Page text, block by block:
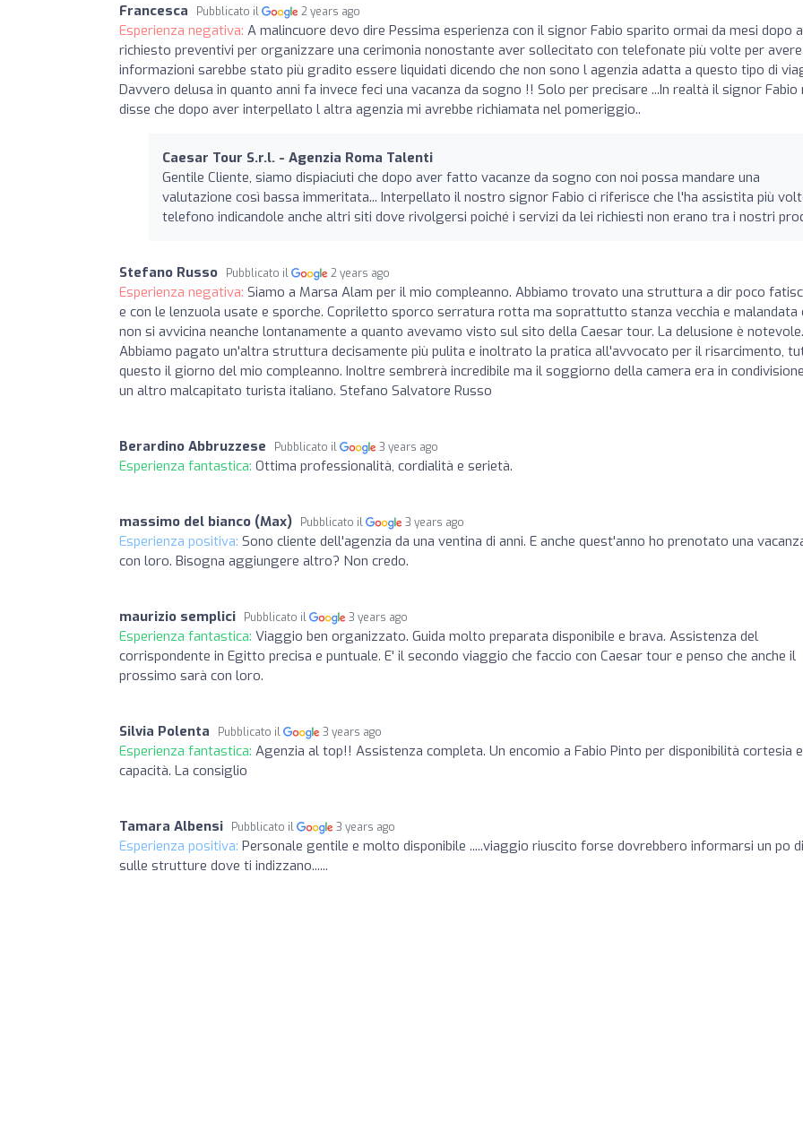
Francesca Pubblicato il 2 years ago
Esperienza negativa: A malincuore devo dire Pessima esperienza con il signor Fabio sparito ormai da mesi dopo
richiesto preventivi per organizzare una cerimonia nonostante aver sollecitato con telefonate più volte per avere
informazioni sarebbe stato più gradito essere liquidati dicendo che non sono l agenzia adatta a questo tipo di
Davvero delusa in quanto anni fa invece feci una vacanza da sogno !! Solo per precisare ...In realtà il signor Fabio
disse che dopo aver interpellato l altra agenzia mi avrebbe richiamata nel pomeriggio..
Caesar Tour S.r.l. - Agenzia Roma Talenti
Gentile Cliente, siamo dispiaciuti che dopo aver fatto vacanze da sogno con noi possa mandare una
valutazione così bassa immeritata... Interpellato il nostro signor Fabio ci riferisce che l'ha assistita più
telefono indicandole anche altri siti dove rivolgersi poiché i servizi da lei richiesti non erano tra i nostri
Stefano Russo Pubblicato il 2 years ago
Esperienza negativa: Siamo a Marsa Alam per il mio compleanno. Abbiamo trovato una struttura a dir poco
e con le lenzuola usate e sporche. Copriletto sporco serratura rotta ma soprattutto stanza vecchia e malandata
non si avvicina neanche lontanamente a quanto avevamo visto sul sito della Caesar tour. La delusione è notevole.
Abbiamo pagato un'altra struttura decisamente più pulita e inoltrato la pratica all'avvocato per il risarcimento,
questo il giorno del mio compleanno. Inoltre sembrerà incredibile ma il soggiorno della camera era in
un altro malcapitato turista italiano. Stefano Salvatore Russo
Berardino Abbruzzese Pubblicato il 3 years ago
Esperienza fantastica: Ottima professionalità, cordialità e serietà.
massimo del bianco (Max) Pubblicato il 3 years ago
Esperienza positiva: Sono cliente dell'agenzia da una ventina di anni. E anche quest'anno ho prenotato una
con loro. Bisogna aggiungere altro? Non credo.
maurizio semplici Pubblicato il 3 years ago
Esperienza fantastica: Viaggio ben organizzato. Guida molto preparata disponibile e brava. Assistenza del
corrispondente in Egitto precisa e puntuale. E' il secondo viaggio che faccio con Caesar tour e penso che anche il
prossimo sarà con loro.
Silvia Polenta Pubblicato il 3 years ago
Esperienza fantastica: Agenzia al top!! Assistenza completa. Un encomio a Fabio Pinto per disponibilità cortesia e
capacità. La consiglio
Tamara Albensi Pubblicato il 3 years ago
Esperienza positiva: Personale gentile e molto disponibile .....viaggio riuscito forse dovrebbero informarsi un po
sulle strutture dove ti indizzano......